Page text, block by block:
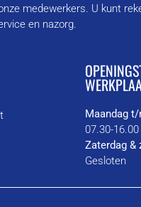
medewerkers. U kunt
en nazorg.
Maandag
07.30-16.00
Zaterdag &
Gesloten